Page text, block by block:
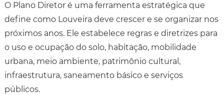
O Plano Diretor é uma ferramenta estratégica que
define como Louveira deve crescer e se organizar nos
próximos anos. Ele estabelece regras e diretrizes para
o uso e ocupação do solo, habitação, mobilidade
urbana, meio ambiente, patrimônio cultural,
infraestrutura, saneamento básico e serviços
públicos.